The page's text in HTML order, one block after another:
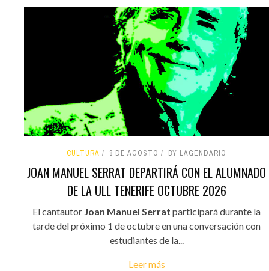
CULTURA 8 DE AGOSTO BY LAGENDARIO
JOAN MANUEL SERRAT DEPARTIRÁ CON EL ALUMNADO
DE LA ULL TENERIFE OCTUBRE 2026
El cantautor Joan Manuel Serrat participará durante la
tarde del próximo 1 de octubre en una conversación con
estudiantes de la...
Leer más